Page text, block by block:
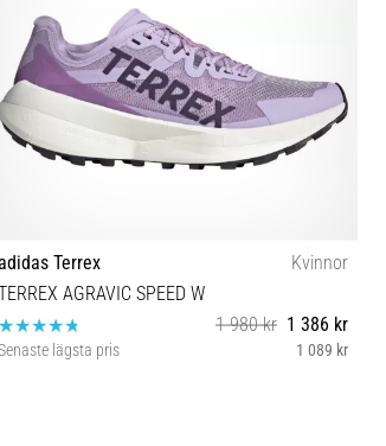
adidas Terrex
Kvinnor
AGRAVIC SPEED W
1 980 kr 1 386 kr
lägsta pris 1 089 kr